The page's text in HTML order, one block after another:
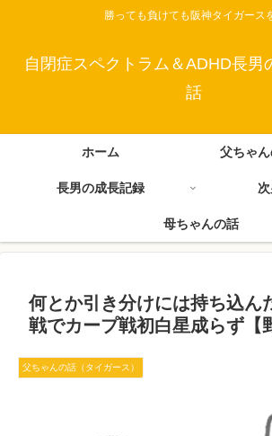
勝っても負けても阪神タイガース
自閉症スペクトラム＆ADHD長男
話
ホーム 父ちゃん
長男の成長記録
母ちゃんの話
何とか引き分けには持ち込
戦でカープ戦初白星成らず【
父ちゃんの話（タイガース）